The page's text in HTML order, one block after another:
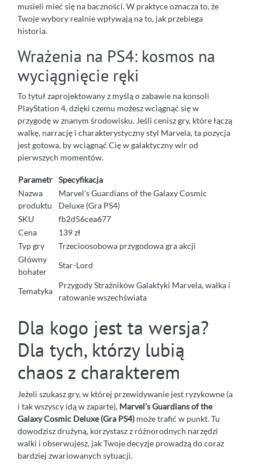
musieli mieć się na baczności. W praktyce oznacza to, że
Twoje wybory realnie wpływają na to, jak przebiega
historia.
Wrażenia na PS4: kosmos na
wyciągnięcie ręki
To tytuł zaprojektowany z myślą o zabawie na konsoli
PlayStation 4, dzięki czemu możesz wciągnąć się w
przygodę w znanym środowisku. Jeśli cenisz gry, które łączą
walkę, narrację i charakterystyczny styl Marvela, ta pozycja
jest gotowa, by wciągnąć Cię w galaktyczny wir od
pierwszych momentów.
Parametr Specyfikacja
Nazwa
produktu
Marvel’s Guardians of the Galaxy Cosmic
Deluxe (Gra PS4)
SKU
fb2d56cea677
Cena
139 zł
Typ gry
Trzecioosobowa przygodowa gra akcji
Główny
bohater
Star-Lord
Tematyka
Przygody Strażników Galaktyki Marvela, walka i
ratowanie wszechświata
Dla kogo jest ta wersja?
Dla tych, którzy lubią
chaos z charakterem
Jeżeli szukasz gry, w której przewidywanie jest ryzykowne (a
i tak wszyscy idą w zaparte), Marvel’s Guardians of the
Galaxy Cosmic Deluxe (Gra PS4) może trafić w punkt. Tu
dowodzisz drużyną, korzystasz z różnorodnych narzędzi
walki i obserwujesz, jak Twoje decyzje prowadzą do coraz
bardziej zwariowanych sytuacji.